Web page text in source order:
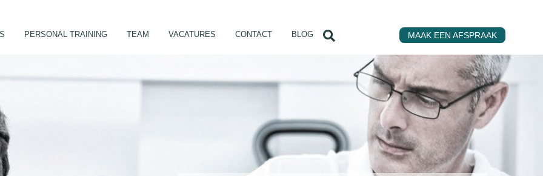
PERSONAL TRAINING TEAM VACATURES CONTACT BLOG MAAK EEN AFSPRAAK